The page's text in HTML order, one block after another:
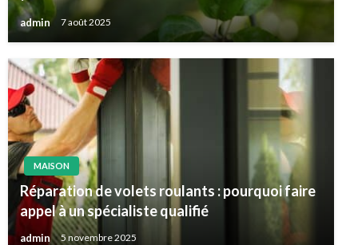
admin 7 août 2025
MAISON
Réparation de volets roulants : pourquoi faire
appel à un spécialiste qualifié
admin 5 novembre 2025